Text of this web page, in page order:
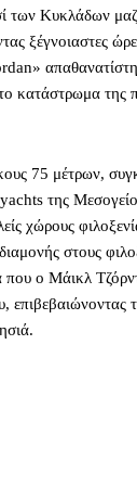
των Κυκλάδων
ξέγνοιαστες
κατάστρωμα της
75 μέτρων,
της
χώρους
στους
ο Μάικλ
επιβεβαιώνοντας